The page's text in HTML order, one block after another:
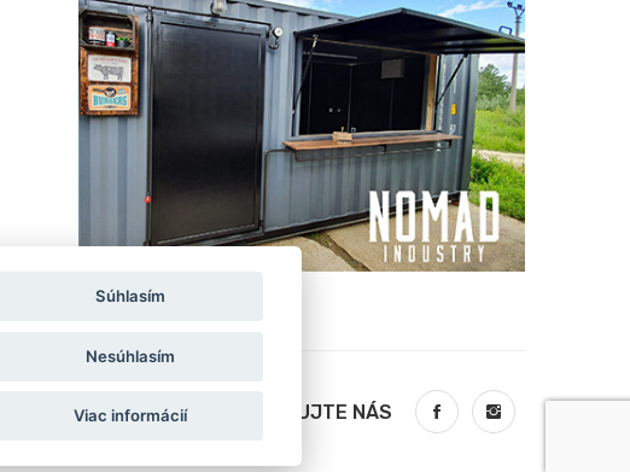
SLEDUJTE NÁS
Súhlasím
Nesúhlasím
Viac informácií